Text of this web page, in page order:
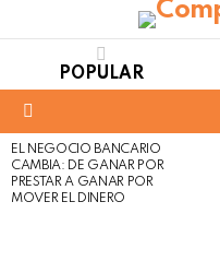
POPULAR
LATEST
STORIES
EL NEGOCIO BANCARIO
CAMBIA: DE GANAR POR
PRESTAR A GANAR POR
MOVER EL DINERO